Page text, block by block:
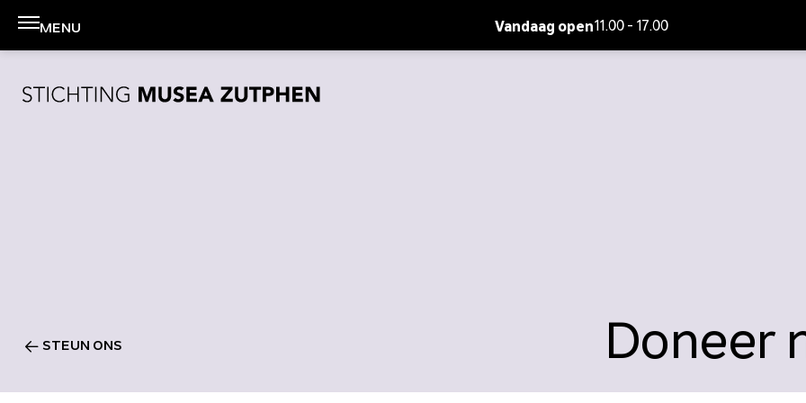
Menu
MENU Vandaag open11.00 - 17.00
STEUN ONS Doneer